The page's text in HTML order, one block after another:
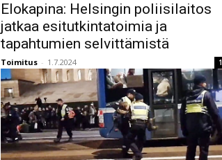
Elokapina: Helsingin poliisilaitos
jatkaa esitutkintatoimia ja
tapahtumien selvittämistä
Toimitus - 1.7.2024 1